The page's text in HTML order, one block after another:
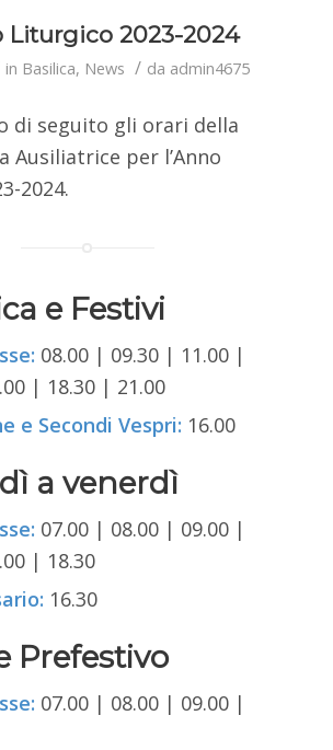
Liturgico 2023-2024
in Basilica, News / da admin4675
di seguito gli orari della
Ausiliatrice per l’Anno
2024.
e Festivi
08.00 | 09.30 | 11.00 |
| 18.30 | 21.00
e Secondi Vespri: 16.00
a venerdì
07.00 | 08.00 | 09.00 |
| 18.30
16.30
Prefestivo
07.00 | 08.00 | 09.00 |